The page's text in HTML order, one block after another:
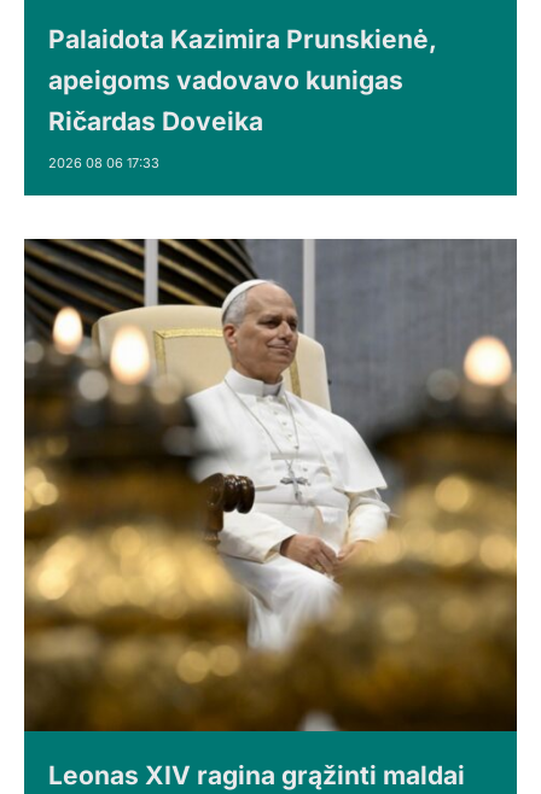
Palaidota Kazimira Prunskienė,
apeigoms vadovavo kunigas
Ričardas Doveika
2026 08 06 17:33
Leonas XIV ragina grąžinti maldai